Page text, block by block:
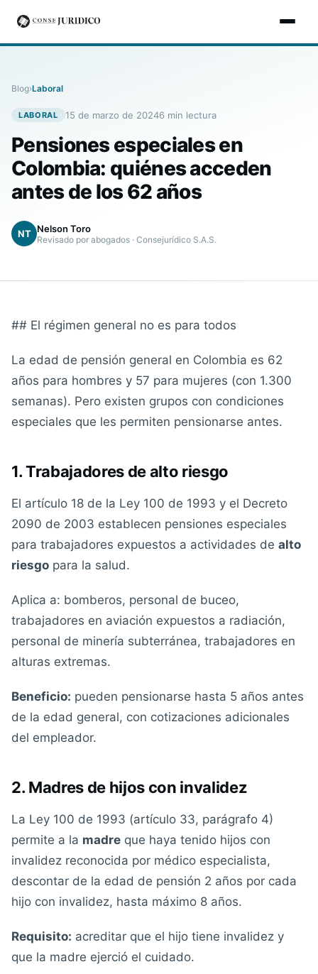
Blog›Laboral
LABORAL 15 de marzo de 20246min lectura
Pensiones especiales en
Colombia: quiénes acceden
antes de los 62 años
NT Nelson Toro
Revisado por abogados · Consejurídico S.A.S.
## El régimen general no es para todos
La edad de pensión general en Colombia es 62
años para hombres y 57 para mujeres (con 1.300
semanas). Pero existen grupos con condiciones
especiales que les permiten pensionarse antes.
1. Trabajadores de alto riesgo
El artículo 18 de la Ley 100 de 1993 y el Decreto
2090 de 2003 establecen pensiones especiales
para trabajadores expuestos a actividades de alto
riesgo para la salud.
Aplica a: bomberos, personal de buceo,
trabajadores en aviación expuestos a radiación,
personal de minería subterránea, trabajadores en
alturas extremas.
Beneficio: pueden pensionarse hasta 5 años antes
de la edad general, con cotizaciones adicionales
del empleador.
2. Madres de hijos con invalidez
La Ley 100 de 1993 (artículo 33, parágrafo 4)
permite a la madre que haya tenido hijos con
invalidez reconocida por médico especialista,
descontar de la edad de pensión 2 años por cada
hijo con invalidez, hasta máximo 8 años.
Requisito: acreditar que el hijo tiene invalidez y
que la madre ejerció el cuidado.